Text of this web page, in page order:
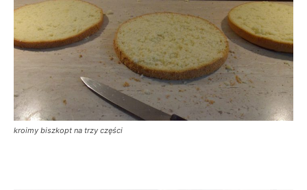
kroimy biszkopt na trzy części